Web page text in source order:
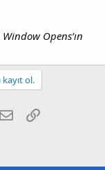
Opens’ın
ol.
E-postaLink